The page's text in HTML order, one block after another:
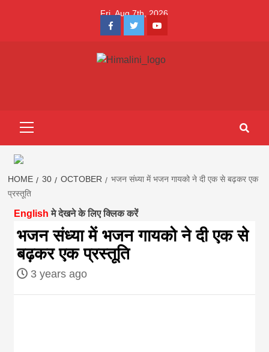
Fri. Aug 7th, 2026
FacebookTwitterYoutube
hindi
||madhesh
first hindi
magazine of
Nepal brings
HOME 30 OCTOBER
भजन संध्या में भजन गायको ने दी एक से बढ़कर एक
प्रस्तूति
English मे देखने के लिए क्लिक करें
भजन संध्या में भजन गायको ने दी एक से
बढ़कर एक प्रस्तूति
3 years ago